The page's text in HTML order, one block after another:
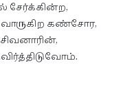
சேர்க்கின்ற,
கண்சோர,